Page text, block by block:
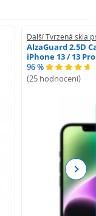
Další Tvrzená skla
AlzaGuard 2.5D
iPhone 13 / 13 Pro
96 %
(25 hodnocení)
Next